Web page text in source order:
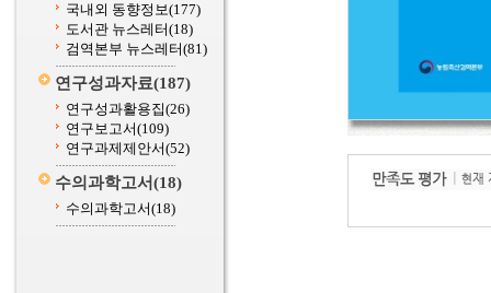
국내외 동향정보(177)
도서관 뉴스레터(18)
검역본부 뉴스레터(81)
연구성과자료(187)
연구성과활용집(26)
연구보고서(109)
연구과제제안서(52)
수의과학고서(18)
수의과학고서(18)